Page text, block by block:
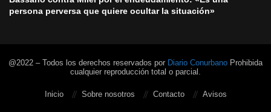
persona perversa que quiere ocultar la situación»
@2022 – Todos los derechos reservados por Diario Conurbano Prohibida
cualquier reproducción total o parcial.
Inicio Sobre nosotros Contacto Avisos